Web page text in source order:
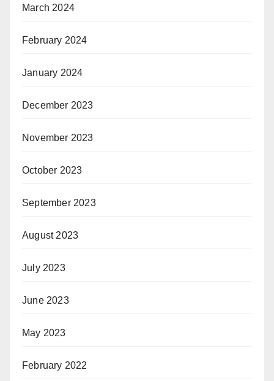
March 2024
February 2024
January 2024
December 2023
November 2023
October 2023
September 2023
August 2023
July 2023
June 2023
May 2023
February 2022